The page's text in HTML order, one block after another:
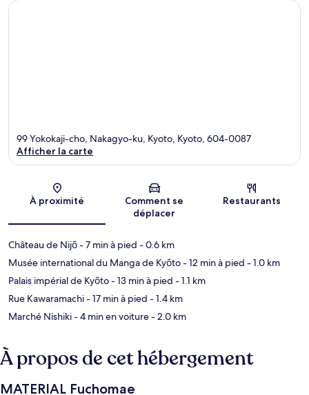
Carte
99 Yokokaji-cho, Nakagyo-ku, Kyoto, Kyoto, 604-0087
Afficher la carte
À proximité
Comment se
déplacer
Restaurants
Château de Nijō- 7 min à pied - 0.6 km
Musée international du Manga de Kyōto- 12 min à pied - 1.0 km
Palais impérial de Kyōto- 13 min à pied - 1.1 km
Rue Kawaramachi- 17 min à pied - 1.4 km
Marché Nishiki- 4 min en voiture- 2.0 km
À propos de cet hébergement
MATERIAL Fuchomae